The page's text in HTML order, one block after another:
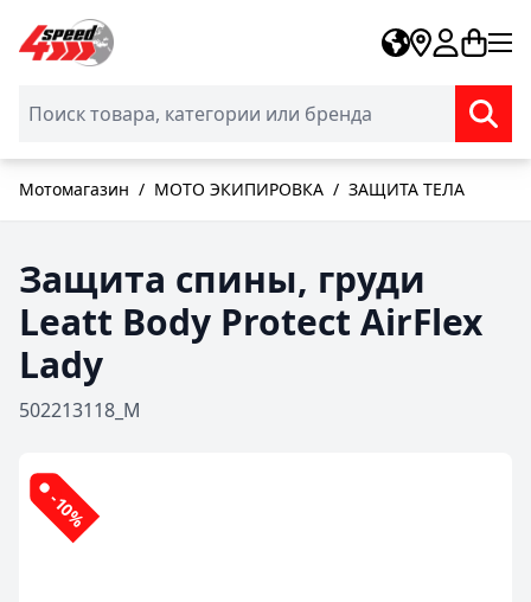
Skip to Content
Мотомагазин / МОТО ЭКИПИРОВКА / ЗАЩИТА ТЕЛА
Защита спины, груди
Leatt Body Protect AirFlex
Lady
502213118_M
-10%